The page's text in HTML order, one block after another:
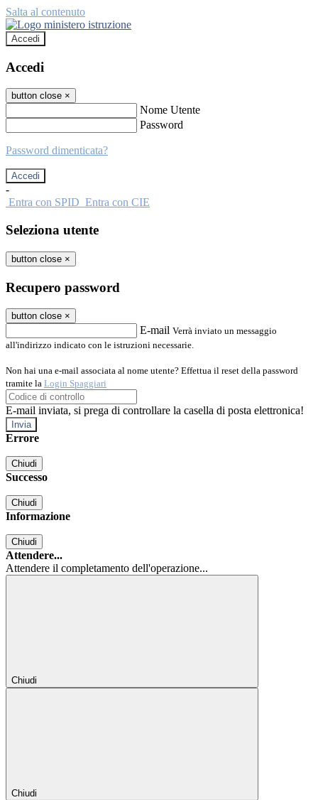
Salta al contenuto
Accedi
Accedi
button close ×
Nome Utente
Password
Password dimenticata?
-
Entra con SPID Entra con CIE
Seleziona utente
button close ×
Recupero password
button close ×
E-mail Verrà inviato un messaggio
all'indirizzo indicato con le istruzioni necessarie.
Non hai una e-mail associata al nome utente? Effettua il reset della password
tramite la Login Spaggiari
E-mail inviata, si prega di controllare la casella di posta elettronica!
Errore
Chiudi
Successo
Chiudi
Informazione
Chiudi
Attendere...
Attendere il completamento dell'operazione...
Chiudi
Chiudi